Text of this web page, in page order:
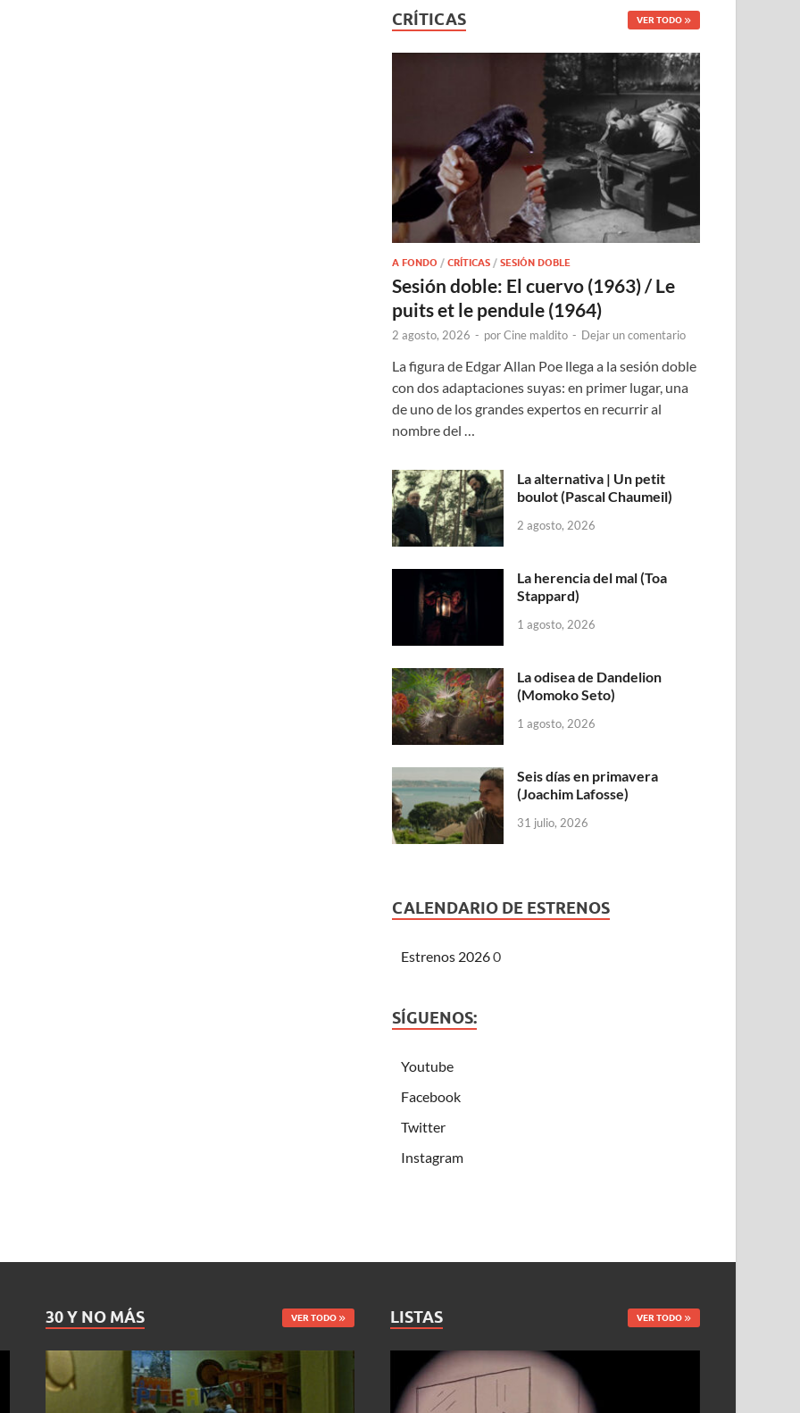
CRÍTICAS VER TODO
A FONDO /CRÍTICAS /SESIÓN DOBLE
Sesión doble: El cuervo (1963) / Le
puits et le pendule (1964)
2 agosto, 2026 - porCine maldito - Dejar un comentario
La figura de Edgar Allan Poe llega a la sesión doble
con dos adaptaciones suyas: en primer lugar, una
de uno de los grandes expertos en recurrir al
nombre del …
La alternativa | Un petit
boulot (Pascal Chaumeil)
2 agosto, 2026
La herencia del mal (Toa
Stappard)
1 agosto, 2026
La odisea de Dandelion
(Momoko Seto)
1 agosto, 2026
Seis días en primavera
(Joachim Lafosse)
31 julio, 2026
CALENDARIO DE ESTRENOS
Estrenos 20260
SÍGUENOS:
Youtube
Facebook
Twitter
Instagram
30 Y NO MÁS VER TODO LISTAS VER TODO